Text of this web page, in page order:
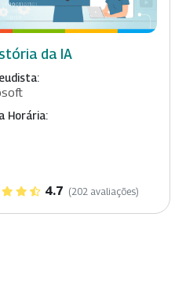
da IA
Horária:
4.7 (202 avaliações)